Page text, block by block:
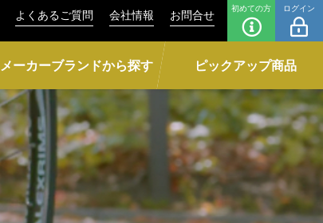
よくあるご質問 会社情報 お問合せ 初めての方 ログイン
メーカーブランドから探す ピックアップ商品